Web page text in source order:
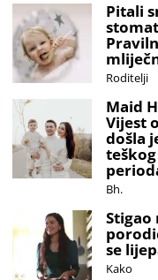
©
Sva prava zadržana.
IZAŠAO JE NOVI
Pitali
Roditelji
Maid
Vijest
došla
Bh.
Stigao
se
Kako